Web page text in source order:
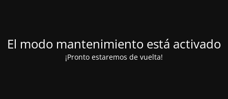
El modo mantenimiento está activado
¡Pronto estaremos de vuelta!